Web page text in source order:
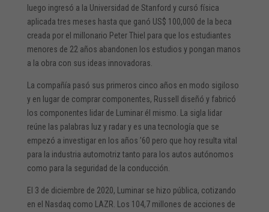
luego ingresó a la Universidad de Stanford y cursó física
aplicada tres meses hasta que ganó US$ 100,000 de la beca
creada por el millonario Peter Thiel para que los estudiantes
menores de 22 años abandonen los estudios y pongan manos
a la obra con sus ideas innovadoras.
La compañía pasó sus primeros cinco años en modo sigiloso
y en lugar de comprar componentes, Russell diseñó y fabricó
los componentes lidar de Luminar él mismo. La sigla lidar
reúne las palabras luz y radar y es una tecnología que se
empezó a investigar en los años ’60 pero que hoy resulta vital
para la industria automotriz tanto para los autos autónomos
como para la seguridad de la conducción.
El 3 de diciembre de 2020, Luminar se hizo pública, cotizando
en el Nasdaq como LAZR. Los 104,7 millones de acciones de